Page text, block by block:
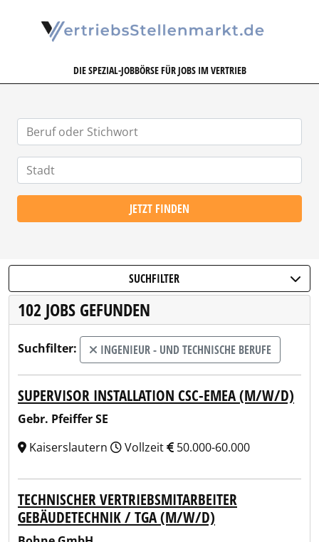
DIE SPEZIAL-JOBBÖRSE FÜR JOBS IM VERTRIEB
JETZT FINDEN
SUCHFILTER
102 JOBS GEFUNDEN
Suchfilter: INGENIEUR - UND TECHNISCHE BERUFE
SUPERVISOR INSTALLATION CSC-EMEA (M/W/D)
Gebr. Pfeiffer SE
Kaiserslautern
Vollzeit 50.000-60.000
TECHNISCHER VERTRIEBSMITARBEITER
GEBÄUDETECHNIK / TGA (M/W/D)